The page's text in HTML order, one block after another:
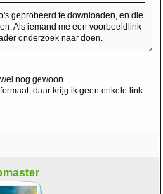
geprobeerd te downloaden, en die
Als iemand me een voorbeeldlink
onderzoek naar doen.
nog gewoon.
daar krijg ik geen enkele link